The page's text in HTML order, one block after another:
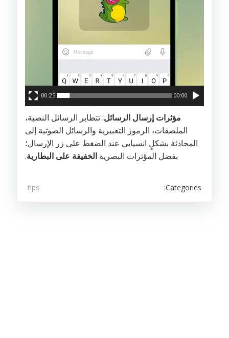
00:00
00:25
مؤثرات إرسال الرسائل: تتطاير الرسائل النصية،
الملصقات، الرموز التعبيرية والرسائل الصوتية إلى
المحادثة بشكلٍ انسيابي عند الضغط على زر الإرسال؛
بفضل المؤثرات البصرية الخفيفة على البطارية.
Categories:
tips